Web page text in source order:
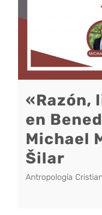
«Razón,
en
Michael
Šilar
Antropología